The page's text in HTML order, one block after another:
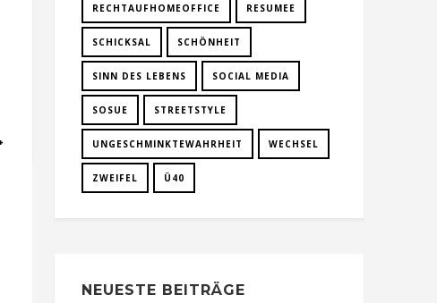
RECHTAUFHOMEOFFICE RESUMEE
SCHICKSAL SCHÖNHEIT
SINN DES LEBENS SOCIAL MEDIA
SOSUE STREETSTYLE
UNGESCHMINKTEWAHRHEIT WECHSEL
ZWEIFEL Ü40
NEUESTE BEITRÄGE